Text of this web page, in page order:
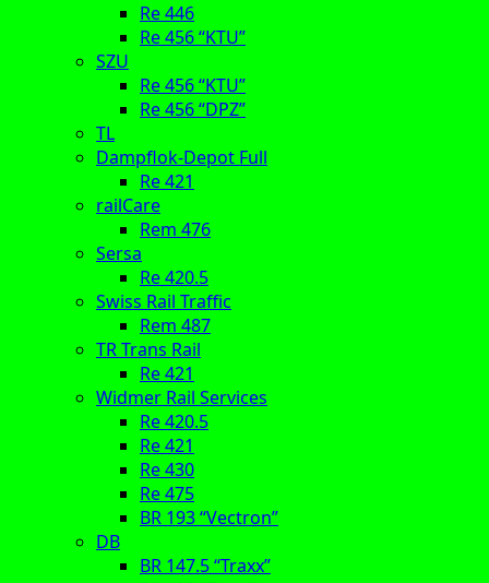
Re 446
Re 456 “KTU”
SZU
Re 456 “KTU”
Re 456 “DPZ”
TL
Dampflok-Depot Full
Re 421
railCare
Rem 476
Sersa
Re 420.5
Swiss Rail Traffic
Rem 487
TR Trans Rail
Re 421
Widmer Rail Services
Re 420.5
Re 421
Re 430
Re 475
BR 193 “Vectron”
DB
BR 147.5 “Traxx”